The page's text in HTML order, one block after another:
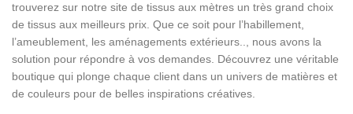
trouverez sur notre site de tissus aux mètres un très grand choix
de tissus aux meilleurs prix. Que ce soit pour l’habillement,
l’ameublement, les aménagements extérieurs.., nous avons la
solution pour répondre à vos demandes. Découvrez une véritable
boutique qui plonge chaque client dans un univers de matières et
de couleurs pour de belles inspirations créatives.